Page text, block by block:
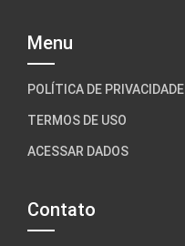
Menu
POLÍTICA DE PRIVACIDADE
TERMOS DE USO
ACESSAR DADOS
Contato